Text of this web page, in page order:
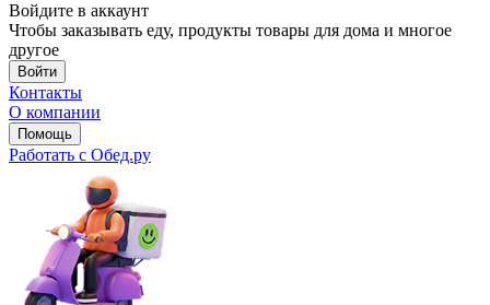
Войдите в аккаунт
Чтобы заказывать еду, продукты товары для дома и многое
другое
Войти
Контакты
О компании
Помощь
Работать с Обед.ру